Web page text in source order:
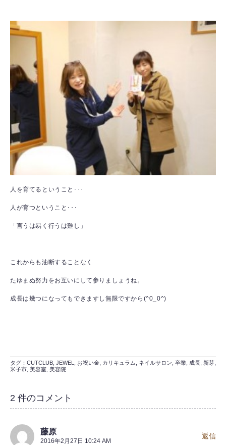
人を育てるということ･･･
人が育つということ･･･
「言うは易く行うは難し」
これからも油断することなく
たゆまぬ努力をお互いにして参りましょうね。
成長は幾つになってもできますし無限ですから(^0_0^)
タグ： CUTCLUB JEWEL お祝い金 カリキュラム ネイルサロン 卒業 成長 新芽
米子市 美容室 美容院
2 件のコメント
藤原
2016年2月27日 10:24 AM
返信